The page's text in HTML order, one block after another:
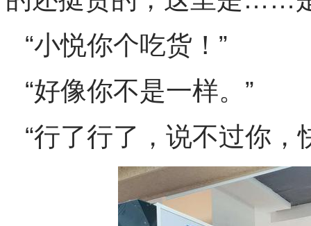
“小悦你个吃货！”
“好像你不是一样。”
“行了行了，说不过你，